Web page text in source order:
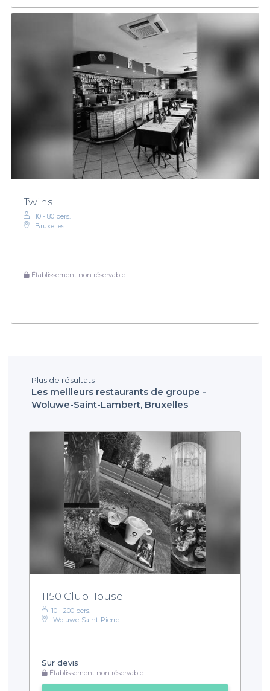
Twins
10 - 80 pers.
Bruxelles
Établissement non réservable
Plus de résultats
Les meilleurs restaurants de groupe -
Woluwe-Saint-Lambert, Bruxelles
1150 ClubHouse
10 - 200 pers.
Woluwe-Saint-Pierre
Sur devis
Établissement non réservable